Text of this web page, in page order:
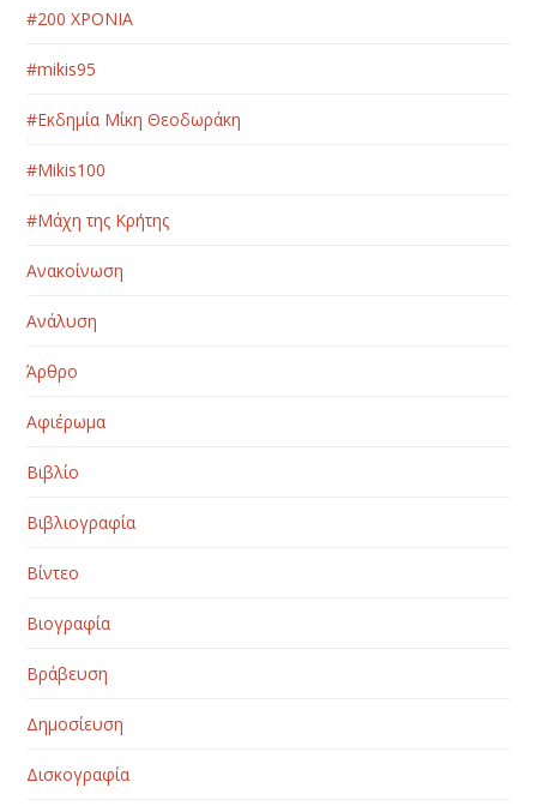
#200 ΧΡΟΝΙΑ
#mikis95
#Εκδημία Μίκη Θεοδωράκη
#Μikis100
#Μάχη της Κρήτης
Ανακοίνωση
Ανάλυση
Άρθρο
Αφιέρωμα
Βιβλίο
Βιβλιογραφία
Βίντεο
Βιογραφία
Βράβευση
Δημοσίευση
Δισκογραφία